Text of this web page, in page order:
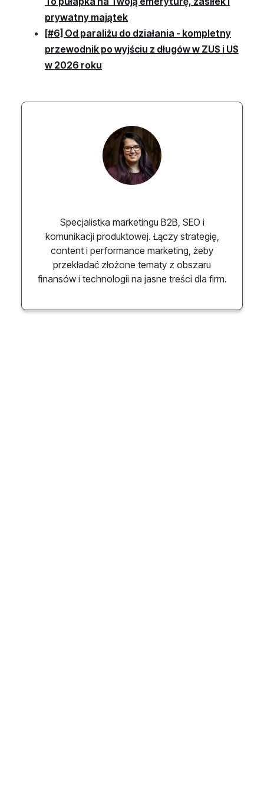
prywatny majątek
[#6] Od paraliżu do działania - kompletny
przewodnik po wyjściu z długów w ZUS i US
w 2026 roku
Specjalistka marketingu B2B, SEO i
komunikacji produktowej. Łączy strategię,
content i performance marketing, żeby
przekładać złożone tematy z obszaru
finansów i technologii na jasne treści dla firm.